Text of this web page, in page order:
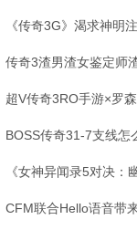
《传奇3G》渴求神明
传奇3渣男渣女鉴定师
BOSS传奇31-7支线怎